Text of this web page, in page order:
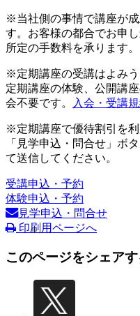
※当社側の事情で講座が
す。お客様の都合でお申
所定の手数料を承ります。
※定期講座の受講はよみう
定期講座の体験、公開講
会不要です。
入会・受講
※定期講座で優待割引を利
「見学申込・問合せ」ボ
て送信してください。
受講申込・予約
体験申込・予約
見学申込・問合せ
印刷用ページへ
このページをシェアす